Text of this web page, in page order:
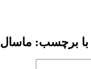
با برچسب: ماسال